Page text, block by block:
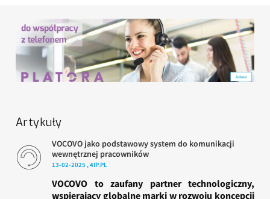
Artykuły
VOCOVO jako podstawowy system do komunikacji
wewnętrznej pracowników
13-02-2025 , 4IP.PL
VOCOVO to zaufany partner technologiczny,
wspierający globalne marki w rozwoju koncepcji